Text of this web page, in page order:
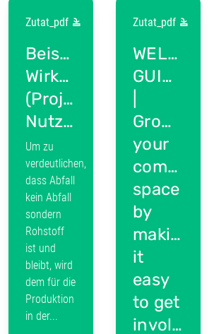
Zutat_pdf
Beispiel:
Wirkungslogik/Wirkkette
(Projekt
NutzStoffe)
Um zu
verdeutlichen,
dass Abfall
kein Abfall
sondern
Rohstoff
ist und
bleibt, wird
dem für die
Produktion
in der...
Zutat_pdf
WELCOME
GUIDE
Growing
your
community
space
by
making
it
easy
to get
involved